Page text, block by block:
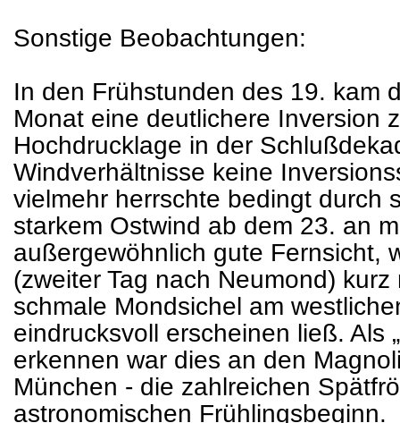
Sonstige Beobachtungen:
In den Frühstunden des 19. kam
Monat eine deutlichere Inversion
Hochdrucklage in der
Windverhältnisse keine
vielmehr herrschte bedingt durch
starkem Ostwind ab dem 23. an
außergewöhnlich gute Fernsicht,
(zweiter Tag nach Neumond)
schmale Mondsichel am
eindrucksvoll erscheinen ließ. Als
erkennen war dies an den
München - die zahlreichen
astronomischen Frühlingsbeginn.